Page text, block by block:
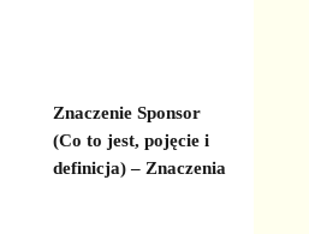
Znaczenie Sponsor
(Co to jest, pojęcie i
definicja) – Znaczenia